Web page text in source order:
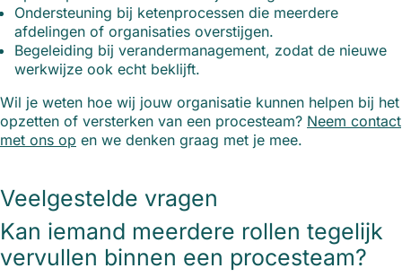
Ondersteuning bij ketenprocessen die meerdere
afdelingen of organisaties overstijgen.
Begeleiding bij verandermanagement, zodat de nieuwe
werkwijze ook echt beklijft.
Wil je weten hoe wij jouw organisatie kunnen helpen bij het
opzetten of versterken van een procesteam? Neem contact
met ons op en we denken graag met je mee.
Veelgestelde vragen
Kan iemand meerdere rollen tegelijk
vervullen binnen een procesteam?